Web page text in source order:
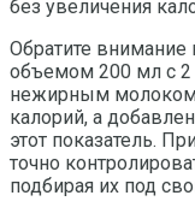
без увеличения
Обратите внимание
объемом 200 мл с
нежирным
калорий, а
этот показатель.
точно
подбирая их под